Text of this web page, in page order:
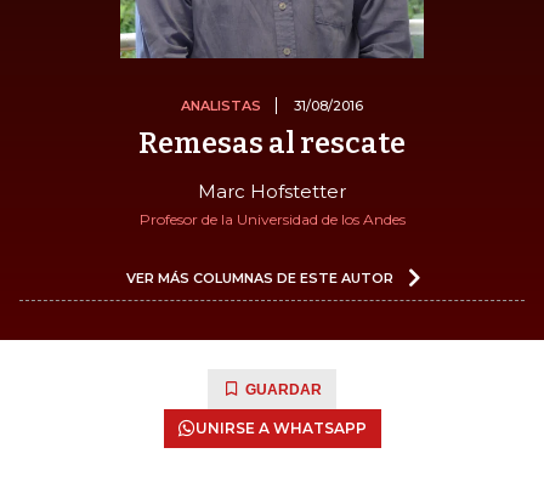
ANALISTAS 31/08/2016
Remesas al rescate
Marc Hofstetter
Profesor de la Universidad de los Andes
VER MÁS COLUMNAS DE ESTE AUTOR
GUARDAR
UNIRSE A WHATSAPP